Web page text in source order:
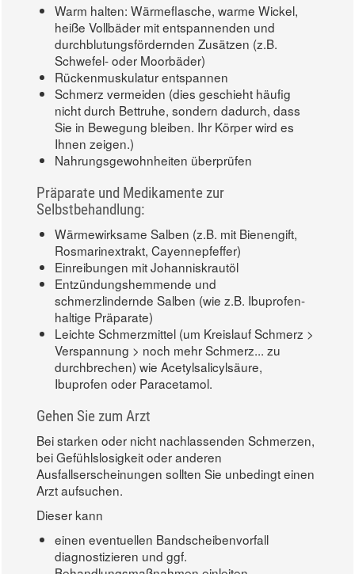
Warm halten: Wärmeflasche, warme Wickel,
heiße Vollbäder mit entspannenden und
durchblutungsfördernden Zusätzen (z.B.
Schwefel- oder Moorbäder)
Rückenmuskulatur entspannen
Schmerz vermeiden (dies geschieht häufig
nicht durch Bettruhe, sondern dadurch, dass
Sie in Bewegung bleiben. Ihr Körper wird es
Ihnen zeigen.)
Nahrungsgewohnheiten überprüfen
Präparate und Medikamente zur
Selbstbehandlung:
Wärmewirksame Salben (z.B. mit Bienengift,
Rosmarinextrakt, Cayennepfeffer)
Einreibungen mit Johanniskrautöl
Entzündungshemmende und
schmerzlindernde Salben (wie z.B. Ibuprofen-
haltige Präparate)
Leichte Schmerzmittel (um Kreislauf Schmerz >
Verspannung > noch mehr Schmerz... zu
durchbrechen) wie Acetylsalicylsäure,
Ibuprofen oder Paracetamol.
Gehen Sie zum Arzt
Bei starken oder nicht nachlassenden Schmerzen,
bei Gefühlslosigkeit oder anderen
Ausfallserscheinungen sollten Sie unbedingt einen
Arzt aufsuchen.
Dieser kann
einen eventuellen Bandscheibenvorfall
diagnostizieren und ggf.